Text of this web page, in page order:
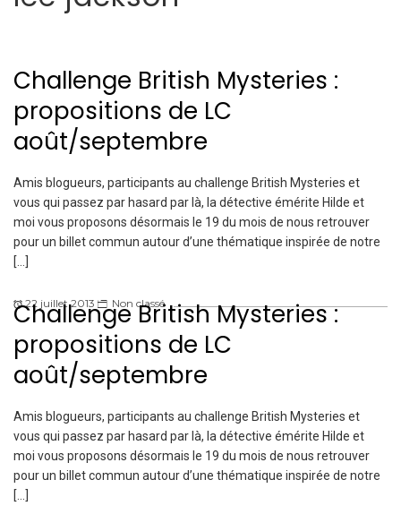
Challenge British Mysteries :
propositions de LC
août/septembre
Amis blogueurs, participants au challenge British Mysteries et
vous qui passez par hasard par là, la détective émérite Hilde et
moi vous proposons désormais le 19 du mois de nous retrouver
pour un billet commun autour d’une thématique inspirée de notre
[…]
22 juillet 2013 Non classé
Challenge British Mysteries :
propositions de LC
août/septembre
Amis blogueurs, participants au challenge British Mysteries et
vous qui passez par hasard par là, la détective émérite Hilde et
moi vous proposons désormais le 19 du mois de nous retrouver
pour un billet commun autour d’une thématique inspirée de notre
[…]